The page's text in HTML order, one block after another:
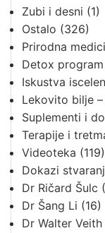
Zubi i desni (1)
Ostalo (326)
Prirodna
Detox
Iskustva
Lekovito bilje
Suplementi i
Terapije i
Videoteka (119)
Dokazi
Dr Ričard Šulc
Dr Šang Li (16)
Dr Walter Veith